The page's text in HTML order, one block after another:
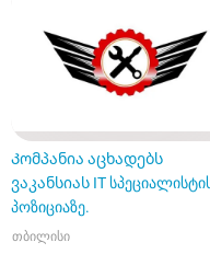
Კომპანია აცხადებს
ვაკანსიას IT
პოზიციაზე.
თბილისი